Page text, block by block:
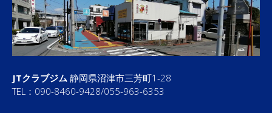
JTクラブジム 静岡県沼津市三芳町1-28
TEL：090-8460-9428/055-963-6353